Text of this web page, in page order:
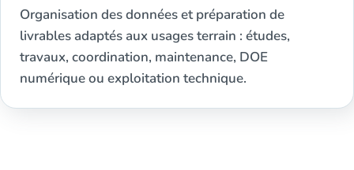
Organisation des données et préparation de
livrables adaptés aux usages terrain : études,
travaux, coordination, maintenance, DOE
numérique ou exploitation technique.